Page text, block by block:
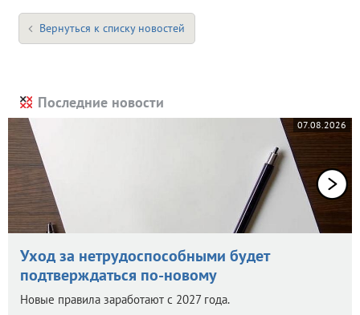
Вернуться к списку новостей
Последние новости
07.08.2026
Уход за нетрудоспособными будет
подтверждаться по-новому
Новые правила заработают с 2027 года.